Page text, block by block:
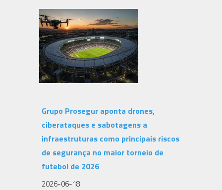
Grupo Prosegur aponta drones,
ciberataques e sabotagens a
infraestruturas como principais riscos
de segurança no maior torneio de
futebol de 2026
2026-06-18